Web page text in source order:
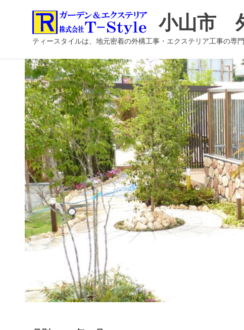
小山市
ティースタイルは、地元密着の外構工事・エクステリア工事の専